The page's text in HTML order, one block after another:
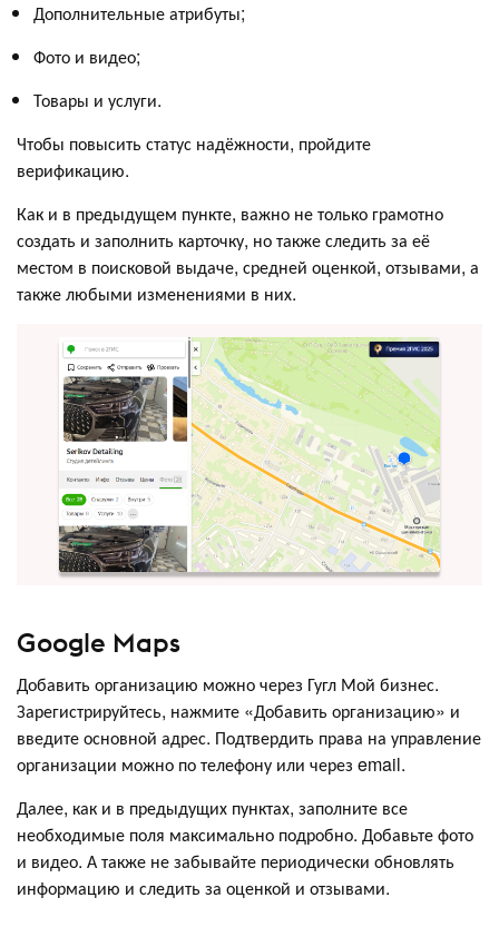
Дополнительные атрибуты;
Фото и видео;
Товары и услуги.
Чтобы повысить статус надёжности, пройдите
верификацию.
Как и в предыдущем пункте, важно не только грамотно
создать и заполнить карточку, но также следить за её
местом в поисковой выдаче, средней оценкой, отзывами, а
также любыми изменениями в них.
Google Maps
Добавить организацию можно через Гугл Мой бизнес.
Зарегистрируйтесь, нажмите «Добавить организацию» и
введите основной адрес. Подтвердить права на управление
организации можно по телефону или через email.
Далее, как и в предыдущих пунктах, заполните все
необходимые поля максимально подробно. Добавьте фото
и видео. А также не забывайте периодически обновлять
информацию и следить за оценкой и отзывами.